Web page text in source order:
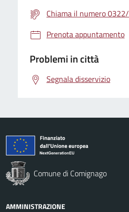
Chiama il numero
Prenota appuntamento
Problemi in città
Segnala disservizio
Comune di Comignago
AMMINISTRAZIONE